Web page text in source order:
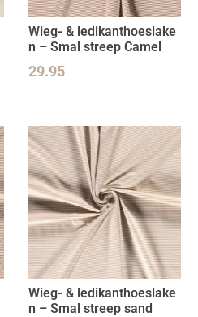
Wieg- & ledikanthoeslake
n – Smal streep Camel
29.95
Wieg- & ledikanthoeslake
n – Smal streep sand